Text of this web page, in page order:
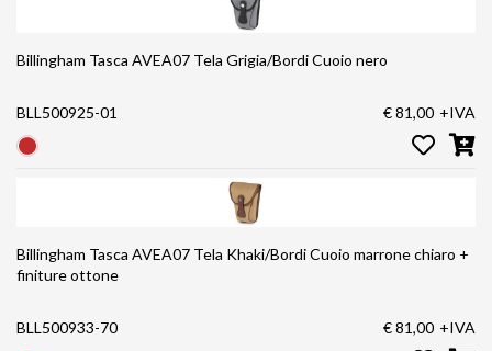
Billingham Tasca AVEA07 Tela Grigia/Bordi Cuoio nero
BLL500925-01 € 81,00 +IVA
Billingham Tasca AVEA07 Tela Khaki/Bordi Cuoio marrone chiaro +
finiture ottone
BLL500933-70 € 81,00 +IVA